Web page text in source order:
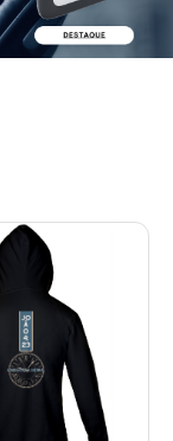
Zíper Unissex
4:23
175,67
58,56 sem juros
M, G, GG